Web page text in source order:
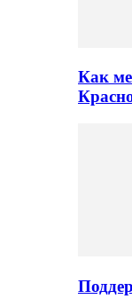
Как